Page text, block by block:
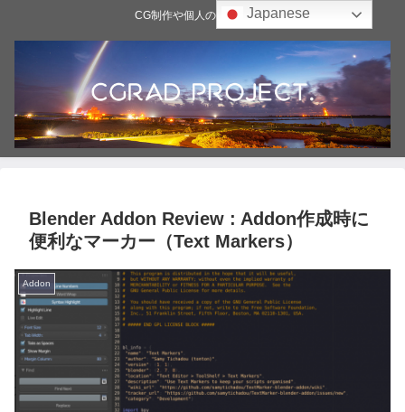
CG制作や個人の雑記ブログ
Blender Addon Review : Addon作成時に
便利なマーカー（Text Markers）
Addon
Japanese